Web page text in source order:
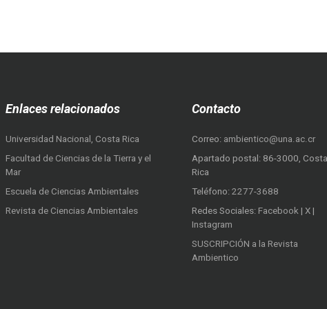
Enlaces relacionados
Universidad Nacional, Costa Rica
Facultad de Ciencias de la Tierra y el
Mar
Escuela de Ciencias Ambientales
Revista de Ciencias Ambientales
Contacto
Correo: ambientico@una.ac.cr
Apartado postal: 86-3000, Costa
Rica
Teléfono: 2277-3688
Redes Sociales: Facebook | X |
Instagram
SUSCRIPCIÓN a la Revista
Ambientico